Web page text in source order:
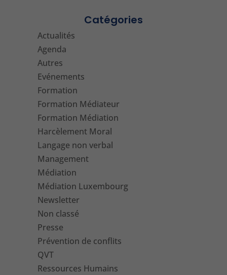
Catégories
Actualités
Agenda
Autres
Evénements
Formation
Formation Médiateur
Formation Médiation
Harcèlement Moral
Langage non verbal
Management
Médiation
Médiation Luxembourg
Newsletter
Non classé
Presse
Prévention de conflits
QVT
Ressources Humains